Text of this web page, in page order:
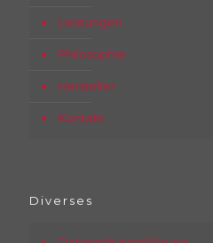
Leistungen
Philosophie
Hersteller
Kontakt
Diverses